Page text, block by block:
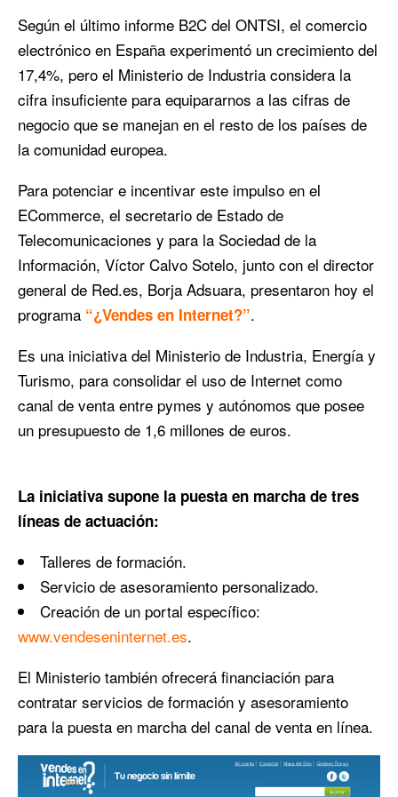
Según el último informe B2C del ONTSI, el comercio
electrónico en España experimentó un crecimiento del
17,4%, pero el Ministerio de Industria considera la
cifra insuficiente para equipararnos a las cifras de
negocio que se manejan en el resto de los países de
la comunidad europea.
Para potenciar e incentivar este impulso en el
ECommerce, el secretario de Estado de
Telecomunicaciones y para la Sociedad de la
Información, Víctor Calvo Sotelo, junto con el director
general de Red.es, Borja Adsuara, presentaron hoy el
programa “¿Vendes en Internet?”.
Es una iniciativa del Ministerio de Industria, Energía y
Turismo, para consolidar el uso de Internet como
canal de venta entre pymes y autónomos que posee
un presupuesto de 1,6 millones de euros.
La iniciativa supone la puesta en marcha de tres
líneas de actuación:
Talleres de formación.
Servicio de asesoramiento personalizado.
Creación de un portal específico:
www.vendeseninternet.es.
El Ministerio también ofrecerá financiación para
contratar servicios de formación y asesoramiento
para la puesta en marcha del canal de venta en línea.